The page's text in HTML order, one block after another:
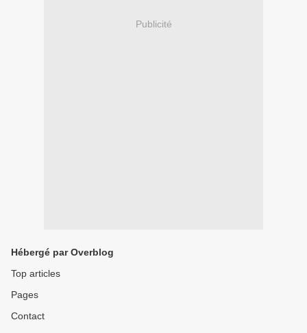
Publicité
Hébergé par Overblog
Top articles
Pages
Contact